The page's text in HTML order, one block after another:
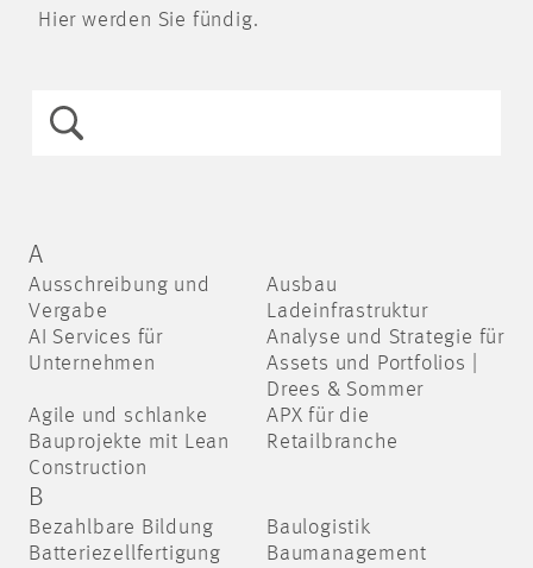
Hier werden Sie fündig.
A
Ausschreibung und
Vergabe
Ausbau
Ladeinfrastruktur
AI Services für
Unternehmen
Analyse und Strategie für
Assets und Portfolios |
Drees & Sommer
Agile und schlanke
Bauprojekte mit Lean
Construction
APX für die
Retailbranche
B
Bezahlbare Bildung
Baulogistik
Batteriezellfertigung
Baumanagement